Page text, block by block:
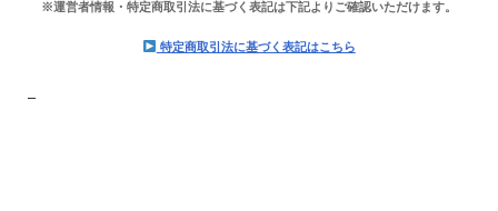
※運営者情報・特定商取引法に基づく表記は下記よりご確認いただけます。
特定商取引法に基づく表記はこちら
–